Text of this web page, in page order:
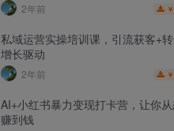
2年前 ￥
私域运营实操培训课，引流获客+
增长驱动
2年前 ￥
AI+小红书暴力变现打卡营，让你
赚到钱